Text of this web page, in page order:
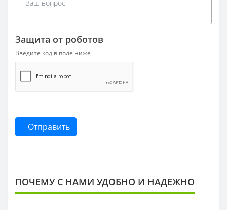
Защита от роботов
Введите код в поле ниже
Отправить
ПОЧЕМУ С НАМИ УДОБНО И НАДЕЖНО